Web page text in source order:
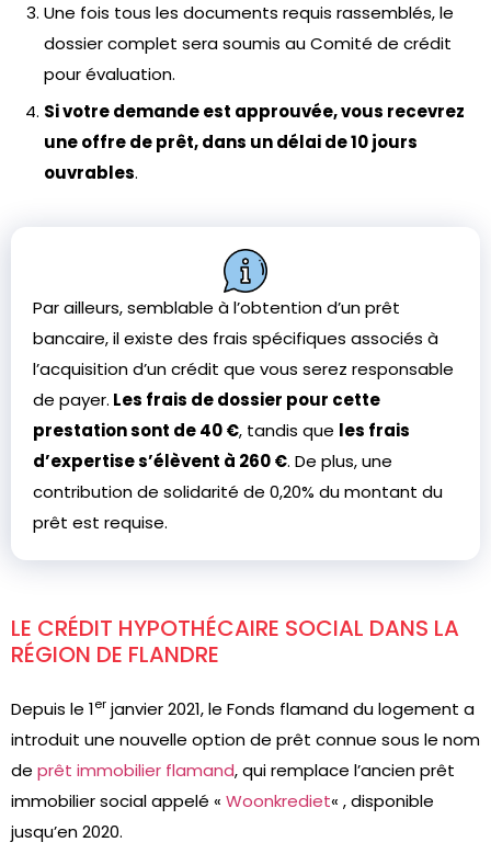
Une fois tous les documents requis rassemblés, le
dossier complet sera soumis au Comité de crédit
pour évaluation.
Si votre demande est approuvée, vous recevrez
une offre de prêt, dans un délai de 10 jours
ouvrables.
Par ailleurs, semblable à l’obtention d’un prêt
bancaire, il existe des frais spécifiques associés à
l’acquisition d’un crédit que vous serez responsable
de payer. Les frais de dossier pour cette
prestation sont de 40 €, tandis que les frais
d’expertise s’élèvent à 260 €. De plus, une
contribution de solidarité de 0,20% du montant du
prêt est requise.
LE CRÉDIT HYPOTHÉCAIRE SOCIAL DANS LA
RÉGION DE FLANDRE
Depuis le 1er janvier 2021, le Fonds flamand du logement a
introduit une nouvelle option de prêt connue sous le nom
de prêt immobilier flamand, qui remplace l’ancien prêt
immobilier social appelé « Woonkrediet« , disponible
jusqu’en 2020.